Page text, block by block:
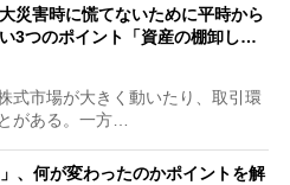
大災害時に慌てないために平時から
3つのポイント「資産の棚卸し…
式市場が大きく動いたり、取引環
がある。一方…
、何が変わったのかポイントを解